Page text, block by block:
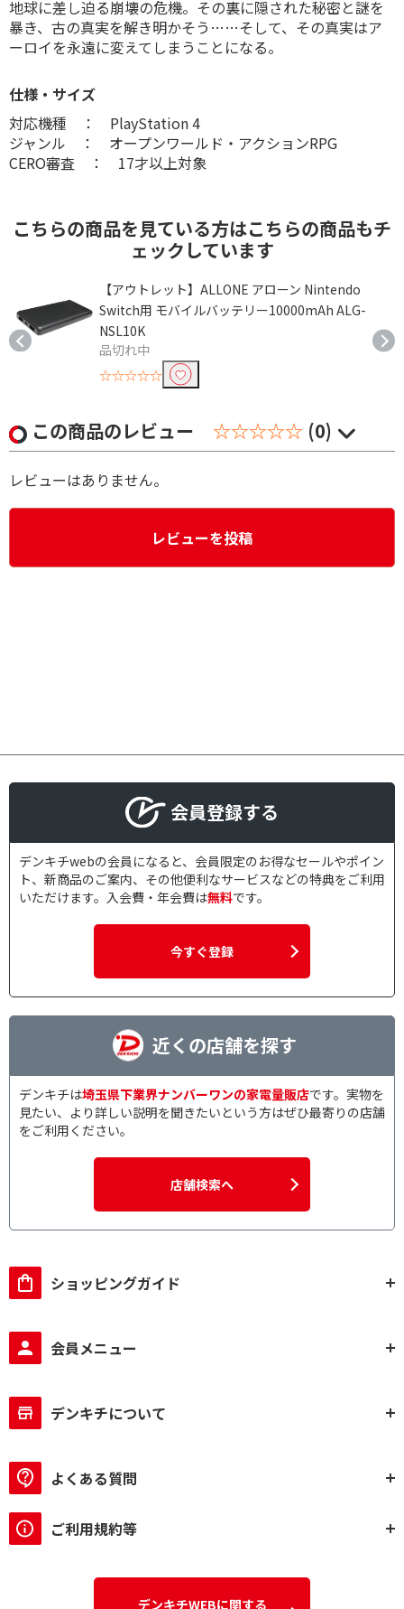
地球に差し迫る崩壊の危機。その裏に隠された秘密と謎を
暴き、古の真実を解き明かそう……そして、その真実はア
ーロイを永遠に変えてしまうことになる。
仕様・サイズ
対応機種 ： PlayStation 4
ジャンル ： オープンワールド・アクションRPG
CERO審査 ： 17才以上対象
こちらの商品を見ている方はこちらの商品もチ
ェックしています
【アウトレット】ALLONE アローン Nintendo
Switch用 モバイルバッテリー10000mAh ALG-
NSL10K
品切れ中
☆☆☆☆☆
この商品のレビュー ☆☆☆☆☆ (0)
レビューはありません。
レビューを投稿
会員登録する
デンキチwebの会員になると、会員限定のお得なセールやポイン
ト、新商品のご案内、その他便利なサービスなどの特典をご利用
いただけます。入会費・年会費は無料です。
今すぐ登録
近くの店舗を探す
デンキチは埼玉県下業界ナンバーワンの家電量販店です。実物を
見たい、より詳しい説明を聞きたいという方はぜひ最寄りの店舗
をご利用ください。
店舗検索へ
ショッピングガイド
会員メニュー
デンキチについて
よくある質問
ご利用規約等
デンキチWEBに関する